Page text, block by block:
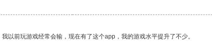
以前玩游戏经常会输，现在有了这个app，我的游戏水平提升了不少。